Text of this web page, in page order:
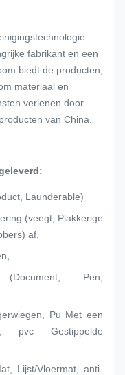
fabrikant en een
biedt de producten,
materiaal en
verlenen door
van China.
Launderable)
(veegt, Plakkerige
af,
(Document, Pen,
Pu Met een
pvc Gestippelde
Lijst/Vloermat, anti-